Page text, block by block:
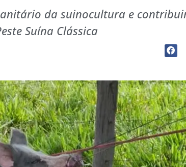
da suinocultura e
Suína Clássica